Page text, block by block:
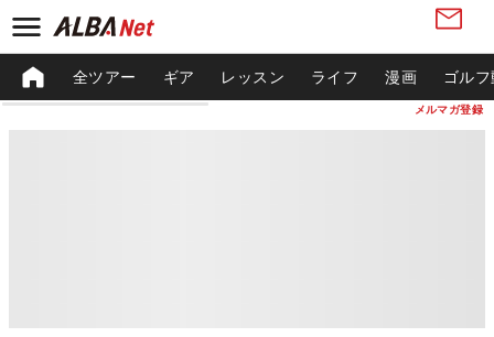
メルマガ登録
全ツアー ギア レッスン ライフ 漫画 ゴル